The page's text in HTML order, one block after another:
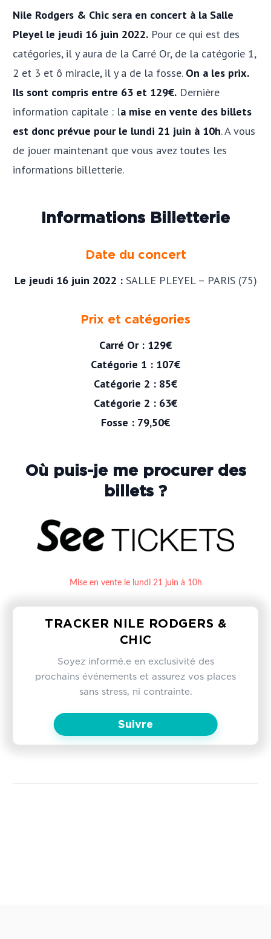
Nile Rodgers & Chic sera en concert à la Salle
Pleyel le jeudi 16 juin 2022. Pour ce qui est des
catégories, il y aura de la Carré Or, de la catégorie 1,
2 et 3 et ô miracle, il y a de la fosse. On a les prix.
Ils sont compris entre 63 et 129€. Dernière
information capitale : la mise en vente des billets
est donc prévue pour le lundi 21 juin à 10h. A vous
de jouer maintenant que vous avez toutes les
informations billetterie.
Informations Billetterie
Date du concert
Le jeudi 16 juin 2022 : SALLE PLEYEL – PARIS (75)
Prix et catégories
Carré Or : 129€
Catégorie 1 : 107€
Catégorie 2 : 85€
Catégorie 2 : 63€
Fosse : 79,50€
Où puis-je me procurer des
billets ?
Mise en vente le lundi 21 juin à 10h
TRACKER NILE RODGERS &
CHIC
Soyez informé.e en exclusivité des
prochains événements et assurez vos places
sans stress, ni contrainte.
Suivre